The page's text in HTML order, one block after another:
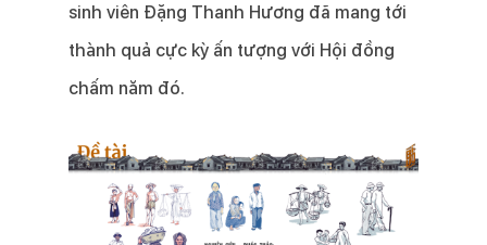
sinh viên Đặng Thanh Hương đã mang tới
thành quả cực kỳ ấn tượng với Hội đồng
chấm năm đó.